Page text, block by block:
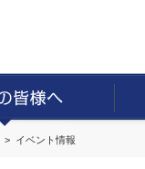
イベント情報